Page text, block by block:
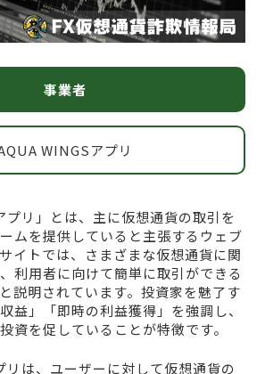
事業者
WINGSアプリ
プリ」とは、主に仮想通貨の取引を
ムを提供していると主張するウェブ
イトでは、さまざまな仮想通貨に関
利用者に向けて簡単に取引ができる
説明されています。投資家を魅了す
益」「即時の利益獲得」を強調し、
資を促していることが特徴です。
リは、ユーザーに対して仮想通貨の